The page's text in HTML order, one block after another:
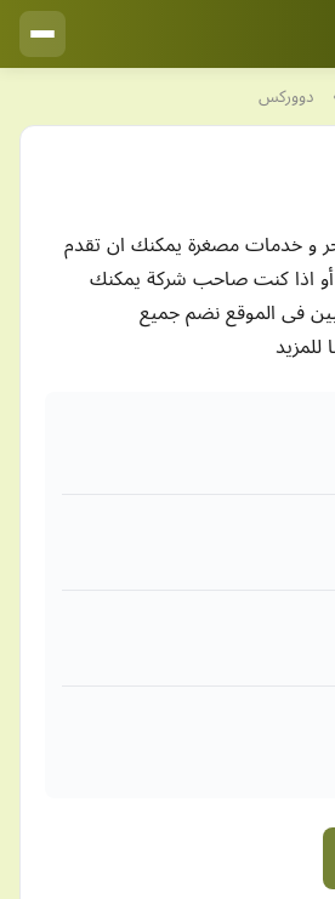
دووركس
و خدمات مصغرة يمكنك ان تقدم
أو اذا كنت صاحب شركة يمكنك
فى الموقع نضم جميع
للمزيد